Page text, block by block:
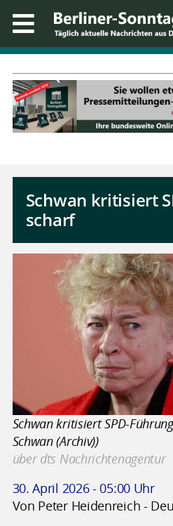
Schwan kritisiert
scharf
Schwan kritisiert SPD-
Schwan (Archiv))
über dts Nachrichtenagentur
30. April 2026 - 05:00 Uhr
Von Peter Heidenreich -